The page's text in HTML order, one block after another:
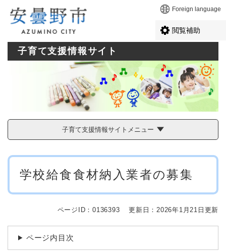
メニューを飛ばして本文へ Foreign language
閲覧補助
子育て支援情報サイト
子育て支援情報サイトメニュー
本
学校給食食材納入業者の募集
ページID：0136393 更新日：2026年1月21日更新
ページ内目次